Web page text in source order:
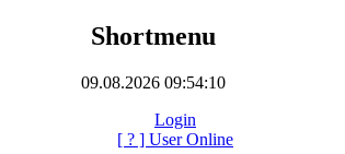
Shortmenu
09.08.2026 09:54:10
Login
[ ? ] User Online